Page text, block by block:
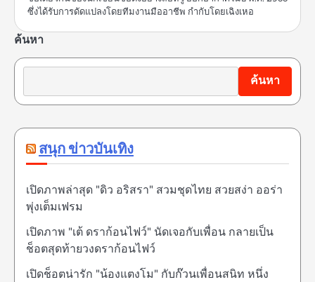
ซึ่งได้รับการดัดแปลงโดยทีมงานมืออาชีพ กำกับโดยเฉิงเหอ
ค้นหา
ค้นหา
สนุก ข่าวบันเทิง
เปิดภาพล่าสุด "ดิว อริสรา" สวมชุดไทย สวยสง่า ออร่า
พุ่งเต็มเฟรม
เปิดภาพ "เต้ ดราก้อนไฟว์" นัดเจอกับเพื่อน กลายเป็น
ช็อตสุดท้ายวงดราก้อนไฟว์
เปิดช็อตน่ารัก "น้องแตงโม" กับก๊วนเพื่อนสนิท หนึ่ง